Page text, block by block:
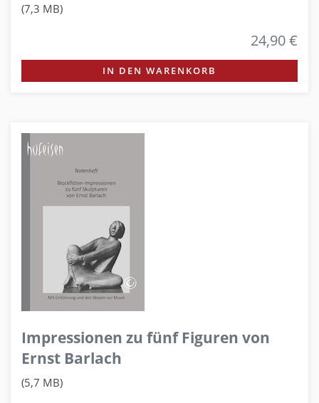
(7,3 MB)
24,90 €
IN DEN WARENKORB
Impressionen zu fünf Figuren von
Ernst Barlach
(5,7 MB)